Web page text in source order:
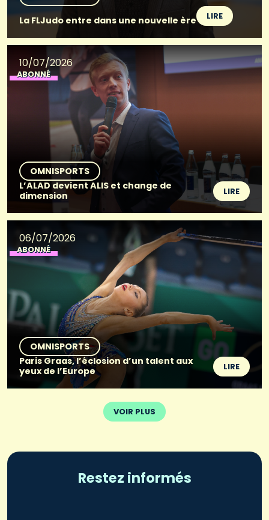
La FLJudo entre dans une nouvelle ère
LIRE
10/07/2026
ABONNÉ
OMNISPORTS
L’ALAD devient ALIS et change de
dimension
LIRE
06/07/2026
ABONNÉ
OMNISPORTS
Paris Graas, l’éclosion d’un talent aux
yeux de l’Europe
LIRE
VOIR PLUS
Restez informés